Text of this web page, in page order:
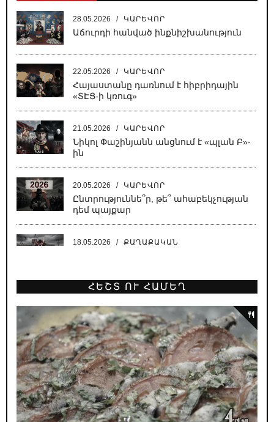
28.05.2026 / ԿԱՐԵՎՈՐ
Աճուրդի հանված ինքնիշխանություն
22.05.2026 / ԿԱՐԵՎՈՐ
Հայաստանը դառնում է հիբրիդային
«ՏԷՑ-ի կռուգ»
21.05.2026 / ԿԱՐԵՎՈՐ
Նիկոլ Փաշինյանն անցնում է «պլան Բ»-
ին
20.05.2026 / ԿԱՐԵՎՈՐ
Ընտրություննե՞ր, թե՞ ահաբեկչության
դեմ պայքար
18.05.2026 / ՔԱՂԱՔԱԿԱՆ
18.05.2026 / ԿԱՐԵՎՈՐ
Նիկոլի բեմադրած հիստերիան՝
Բաքվում գրված սցենարով
16.05.2026 / ՔԱՂԱՔԱԿԱՆ
Դիպուկ ու աքսիոմատիկ
15.05.2026 / ԿԱՐԵՎՈՐ
Փաշինյանի բերած պատերազմների
ՀԵՇՏ ՈՒ ՀԱՄԵՂ